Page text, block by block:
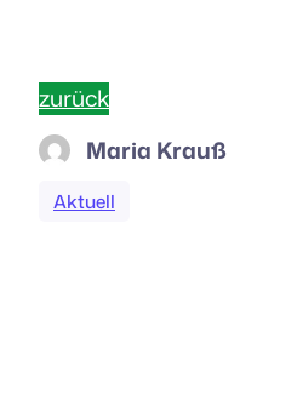
zurück
Maria Krauß
Aktuell